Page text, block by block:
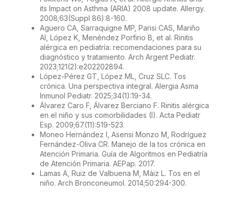
its Impact on Asthma (ARIA) 2008 update. Allergy.
2008;63(Suppl 86):8-160.
Agüero CA, Sarraquigne MP, Parisi CAS, Mariño
AI, López K, Menéndez Porfirio B, et al. Rinitis
alérgica en pediatría: recomendaciones para su
diagnóstico y tratamiento. Arch Argent Pediatr.
2023;121(2):e202202894.
López-Pérez GT, López ML, Cruz SLC. Tos
crónica. Una perspectiva integral. Alergia Asma
Inmunol Pediatr. 2025;34(1):19-34.
Álvarez Caro F, Álvarez Berciano F. Rinitis alérgica
en el niño y sus comorbilidades (I). Acta Pediatr
Esp. 2009;67(11):519-523.
Moneo Hernández I, Asensi Monzo M, Rodríguez
Fernández-Oliva CR. Manejo de la tos crónica en
Atención Primaria. Guía de Algoritmos en Pediatría
de Atención Primaria. AEPap. 2017.
Lamas A, Ruiz de Valbuena M, Máiz L. Tos en el
niño. Arch Bronconeumol. 2014;50:294-300.